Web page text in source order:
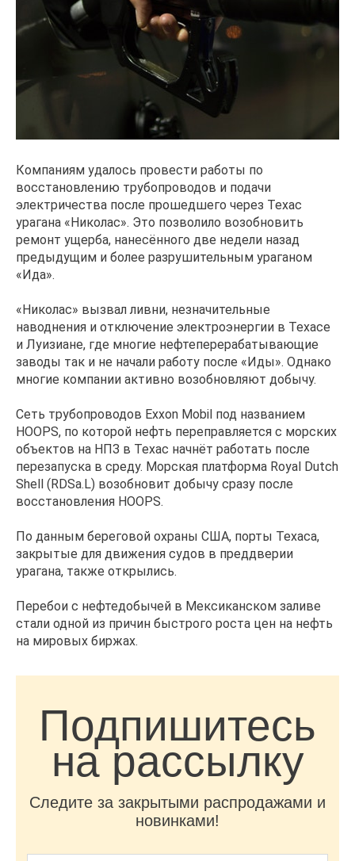
Компаниям удалось провести работы по
восстановлению трубопроводов и подачи
электричества после прошедшего через Техас
урагана «Николас». Это позволило возобновить
ремонт ущерба, нанесённого две недели назад
предыдущим и более разрушительным ураганом
«Ида».
«Николас» вызвал ливни, незначительные
наводнения и отключение электроэнергии в Техасе
и Луизиане, где многие нефтеперерабатывающие
заводы так и не начали работу после «Иды». Однако
многие компании активно возобновляют добычу.
Сеть трубопроводов Exxon Mobil под названием
HOOPS, по которой нефть переправляется с морских
объектов на НПЗ в Техас начнёт работать после
перезапуска в среду. Морская платформа Royal Dutch
Shell (RDSa.L) возобновит добычу сразу после
восстановления HOOPS.
По данным береговой охраны США, порты Техаса,
закрытые для движения судов в преддверии
урагана, также открылись.
Перебои с нефтедобычей в Мексиканском заливе
стали одной из причин быстрого роста цен на нефть
на мировых биржах.
Подпишитесь
на рассылку
Следите за закрытыми распродажами и
новинками!